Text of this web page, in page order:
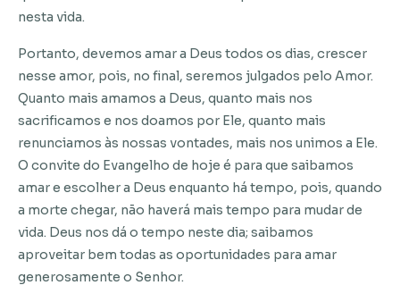
nesta vida.
Portanto, devemos amar a Deus todos os dias, crescer
nesse amor, pois, no final, seremos julgados pelo Amor.
Quanto mais amamos a Deus, quanto mais nos
sacrificamos e nos doamos por Ele, quanto mais
renunciamos às nossas vontades, mais nos unimos a Ele.
O convite do Evangelho de hoje é para que saibamos
amar e escolher a Deus enquanto há tempo, pois, quando
a morte chegar, não haverá mais tempo para mudar de
vida. Deus nos dá o tempo neste dia; saibamos
aproveitar bem todas as oportunidades para amar
generosamente o Senhor.